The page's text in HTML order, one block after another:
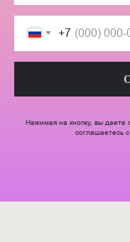
+7
Нажимая на кнопку, вы даете
соглашаетесь с